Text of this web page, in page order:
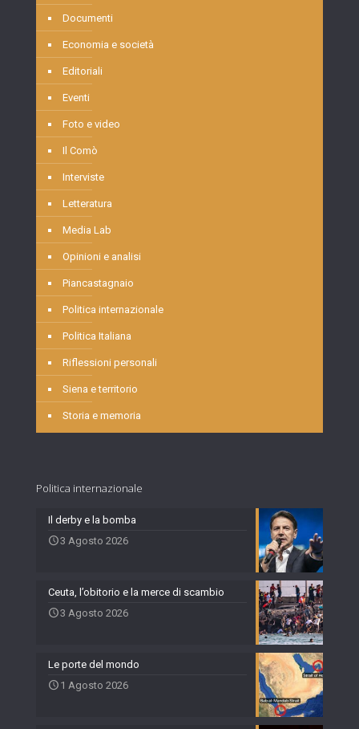
Documenti
Economia e società
Editoriali
Eventi
Foto e video
Il Comò
Interviste
Letteratura
Media Lab
Opinioni e analisi
Piancastagnaio
Politica internazionale
Politica Italiana
Riflessioni personali
Siena e territorio
Storia e memoria
Politica internazionale
Il derby e la bomba
3 Agosto 2026
Ceuta, l’obitorio e la merce di scambio
3 Agosto 2026
Le porte del mondo
1 Agosto 2026